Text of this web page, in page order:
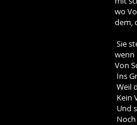
wo Vorteile
dem, der sie
Sie stellen
wenn
Von
Ins Grab und
Weil dort, wo
Kein Vorteil
Und sie
Noch